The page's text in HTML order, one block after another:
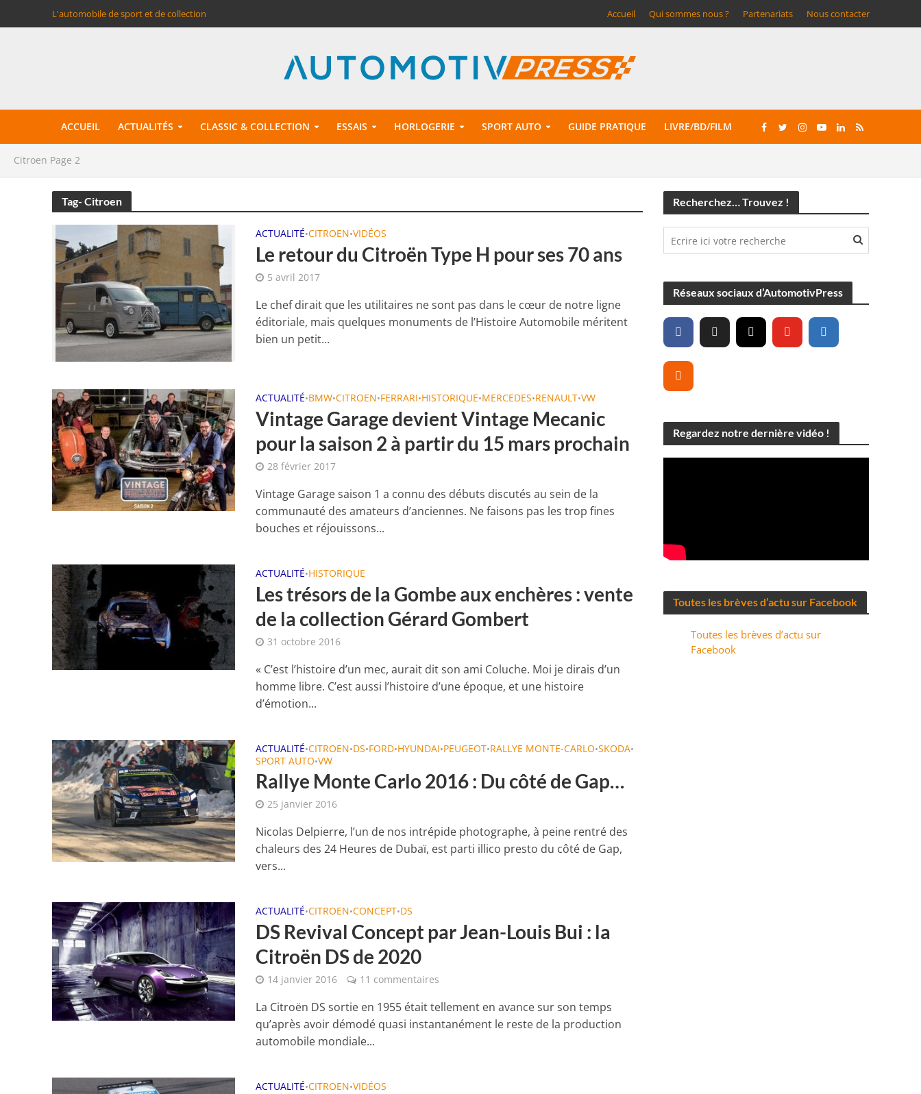
L'automobile de sport et de collection Accueil Qui sommes nous ? Partenariats Nous contacter
ACCUEIL ACTUALITÉS CLASSIC & COLLECTION ESSAIS HORLOGERIE SPORT AUTO GUIDE PRATIQUE LIVRE/BD/FILM
Citroen Page 2
Tag- Citroen
ACTUALITÉ•CITROEN•VIDÉOS
Le retour du Citroën Type H pour ses 70 ans
5 avril 2017
Le chef dirait que les utilitaires ne sont pas dans le cœur de notre ligne
éditoriale, mais quelques monuments de l’Histoire Automobile méritent
bien un petit...
ACTUALITÉ•BMW•CITROEN•FERRARI•HISTORIQUE•MERCEDES•RENAULT•VW
Vintage Garage devient Vintage Mecanic
pour la saison 2 à partir du 15 mars prochain
28 février 2017
Vintage Garage saison 1 a connu des débuts discutés au sein de la
communauté des amateurs d’anciennes. Ne faisons pas les trop fines
bouches et réjouissons...
ACTUALITÉ•HISTORIQUE
Les trésors de la Gombe aux enchères : vente
de la collection Gérard Gombert
31 octobre 2016
« C’est l’histoire d’un mec, aurait dit son ami Coluche. Moi je dirais d’un
homme libre. C’est aussi l’histoire d’une époque, et une histoire
d’émotion...
ACTUALITÉ•CITROEN•DS•FORD•HYUNDAI•PEUGEOT•RALLYE MONTE-CARLO•SKODA•
SPORT AUTO•VW
Rallye Monte Carlo 2016 : Du côté de Gap…
25 janvier 2016
Nicolas Delpierre, l’un de nos intrépide photographe, à peine rentré des
chaleurs des 24 Heures de Dubaï, est parti illico presto du côté de Gap,
vers...
ACTUALITÉ•CITROEN•CONCEPT•DS
DS Revival Concept par Jean-Louis Bui : la
Citroën DS de 2020
14 janvier 2016 11 commentaires
La Citroën DS sortie en 1955 était tellement en avance sur son temps
qu’après avoir démodé quasi instantanément le reste de la production
automobile mondiale...
ACTUALITÉ•CITROEN•VIDÉOS
Recherchez… Trouvez !
Réseaux sociaux d’AutomotivPress
Regardez notre dernière vidéo !
Toutes les brèves d’actu sur Facebook
Toutes les brèves d’actu sur
Facebook